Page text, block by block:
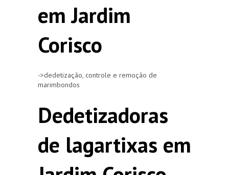
em Jardim
Corisco
->dedetização, controle e remoção de
marimbondos
Dedetizadoras
de lagartixas em